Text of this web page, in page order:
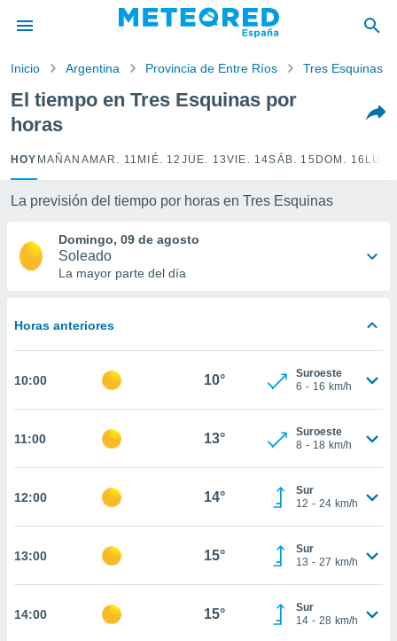
por
para
la
calidad.
a este
las
y
forma
basada
permite
coste.
botón
a la
todas
ya sean
nos
CONTINUAR
Inicio Argentina Provincia de Entre Ríos Tres Esquinas
El tiempo en Tres Esquinas por
horas
HOY MAÑANA MAR. 11 MIÉ. 12 JUE. 13VIE. 14SÁB. 15 DOM. 16
La previsión del tiempo por horas en Tres Esquinas
Domingo, 09 de agosto
Soleado
La mayor parte del día
Horas anteriores
10:00 10°
Suroeste
6 - 16 km/h
11:00 13°
Suroeste
8 - 18 km/h
12:00 14°
Sur
12 - 24 km/h
13:00 15°
Sur
13 - 27 km/h
14:00 15°
Sur
14 - 28 km/h